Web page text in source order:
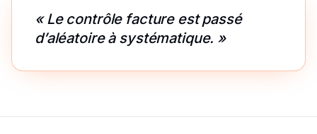
« Le contrôle facture est passé
d’aléatoire à systématique. »